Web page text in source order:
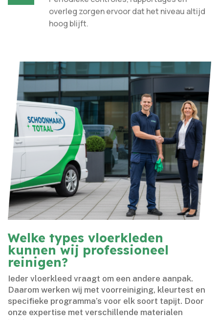
overleg zorgen ervoor dat het niveau altijd
hoog blijft.​
Welke types vloerkleden
kunnen wij professioneel
reinigen?
Ieder vloerkleed vraagt om een andere aanpak.​
Daarom werken wij met voorreiniging, kleurtest en
specifieke programma’s voor elk soort tapijt.​ Door
onze expertise met verschillende materialen